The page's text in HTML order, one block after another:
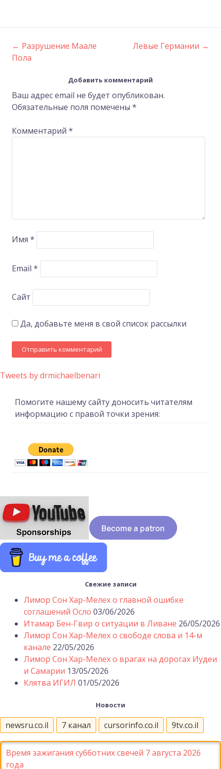
Post
navigation
← Разрушение Маале
Пола
Левые Германии →
Добавить комментарий
Ваш адрес email не будет опубликован.
Обязательные поля помечены *
Комментарий *
Имя *
Email *
Сайт
Да, добавьте меня в свой список рассылки
Tweets by drmichaelbenari
Помогите нашему сайту доносить читателям
информацию с правой точки зрения:
Свежие записи
Лимор Сон Хар-Мелех о главной ошибке
соглашений Осло 03/06/2026
Итамар Бен-Гвир о ситуации в Ливане 26/05/2026
Лимор Сон Хар-Мелех о свободе слова и 14-м
канале 22/05/2026
Лимор Сон Хар-Мелех о врагах на дорогах Иудеи
и Самарии 13/05/2026
Клятва ИГИЛ 01/05/2026
Новости
newsru.co.il 7 канал cursorinfo.co.il 9tv.co.il
Время зажигания субботних свечей 7 августа 2026
года